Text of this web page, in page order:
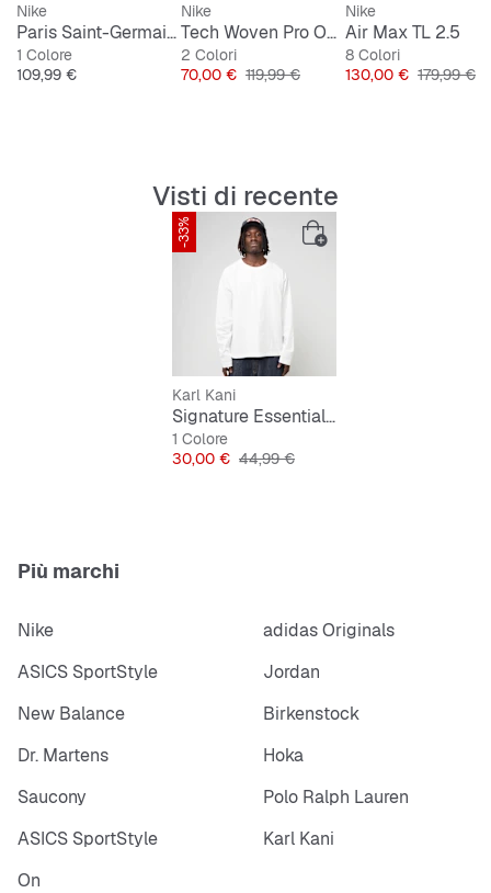
Nike
Paris Saint-Germain 2026/27 Stadium Home
1 Colore
Prezzo
109,99 €
Nike
Tech Woven Pro Oversized Pant
2 Colori
Prezzo
70,00 € Prezzo originale
119,99 €
Nike
Air Max TL 2.5
8 Colori
Prezzo
130,00 € Prezzo
179,99 €
Visti di recente
-33%
Karl Kani
Signature Essential Boxy Raglan Longsleeve
1 Colore
Prezzo
30,00 € Prezzo originale
44,99 €
Più marchi
Nike
adidas Originals
ASICS SportStyle
Jordan
New Balance
Birkenstock
Dr. Martens
Hoka
Saucony
Polo Ralph Lauren
ASICS SportStyle
Karl Kani
On